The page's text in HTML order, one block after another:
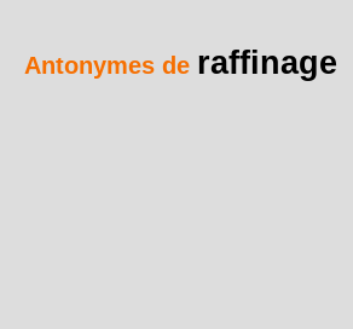
Antonymes de raffinage